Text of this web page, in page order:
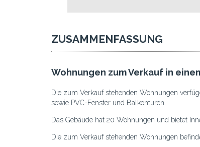
ZUSAMMENFASSUNG
Wohnungen zum Verkauf in
Die zum Verkauf stehenden Wohnungen
sowie PVC-Fenster und Balkontüren.
Das Gebäude hat 20 Wohnungen und bietet
Die zum Verkauf stehenden Wohnungen